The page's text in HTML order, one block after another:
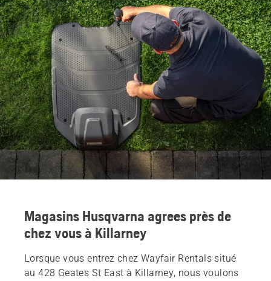
Magasins Husqvarna agrees près de
chez vous à Killarney
Lorsque vous entrez chez Wayfair Rentals situé
au 428 Geates St East à Killarney, nous voulons